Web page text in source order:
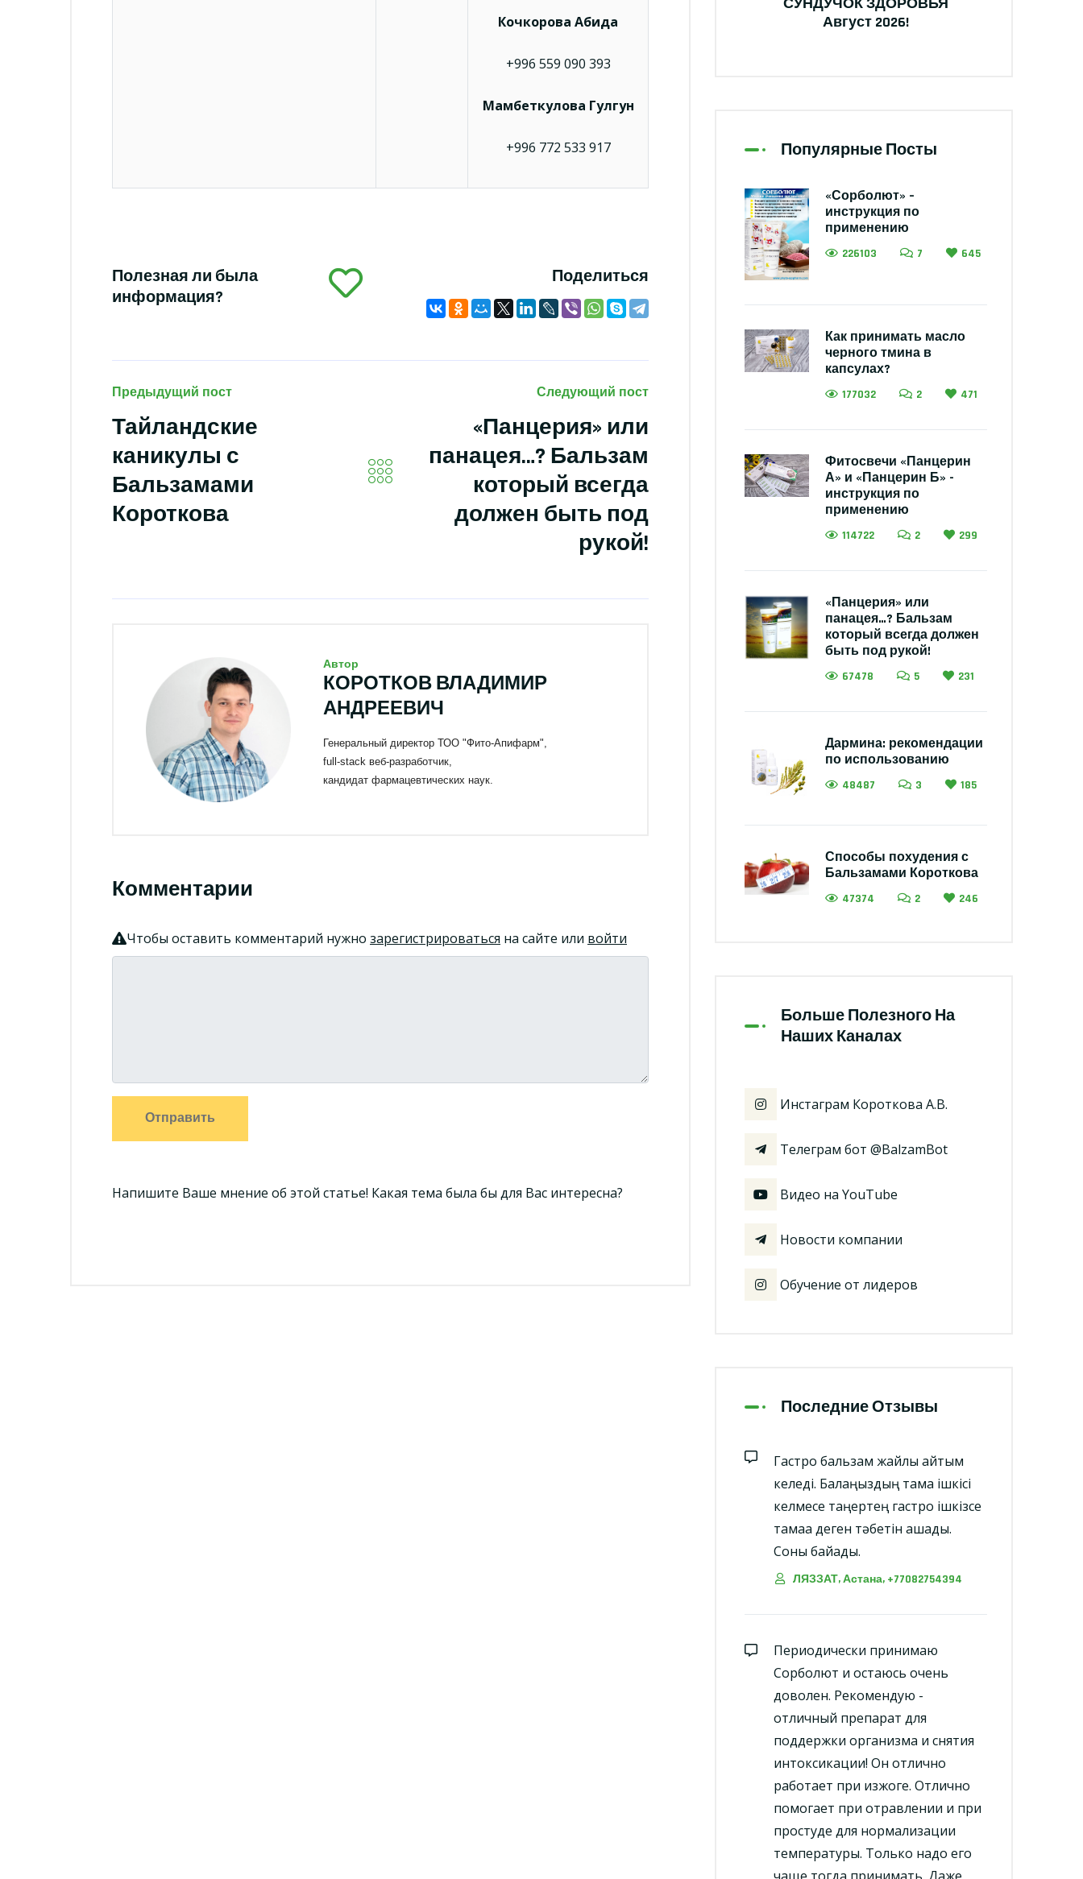
Кочкорова Абида
+996 559 090 393
Мамбеткулова Гулгун
+996 772 533 917
Полезная ли была
информация?
Поделиться
Предыдущий пост
Тайландские
каникулы с
Бальзамами
Короткова
Следующий пост
«Панцерия» или
панацея…? Бальзам
который всегда
должен быть под
рукой!
Автор
КОРОТКОВ ВЛАДИМИР
АНДРЕЕВИЧ
Генеральный директор ТОО "Фито-Апифарм",
full-stack веб-разработчик,
кандидат фармацевтических наук.
Комментарии
Чтобы оставить комментарий нужно зарегистрироваться на сайте или войти
Отправить
Напишите Ваше мнение об этой статье! Какая тема была бы для Вас интересна?
Август 2026!
Популярные Посты
«Сорболют» –
инструкция по
применению
226103 7 645
Как принимать масло
черного тмина в
капсулах?
177032 2 471
Фитосвечи «Панцерин
А» и «Панцерин Б» -
инструкция по
применению
114722 2 299
«Панцерия» или
панацея…? Бальзам
который всегда должен
быть под рукой!
67478 5 231
Дармина: рекомендации
по использованию
48487 3 185
Способы похудения с
Бальзамами Короткова
47374 2 246
Больше Полезного На
Наших Каналах
Инстаграм Короткова А.В.
Телеграм бот @BalzamBot
Видео на YouTube
Новости компании
Обучение от лидеров
Последние Отзывы
Гастро бальзам жайлы айтқым
келеді. Балаңыздың тамақ ішкісі
келмесе таңертең гастро ішкізсе
тамаққа деген тәбетін ашады.
Соны байқадық.
ЛЯЗЗАТ, Астана, +77082754394
Периодически принимаю
Сорболют и остаюсь очень
доволен. Рекомендую -
отличный препарат для
поддержки организма и снятия
интоксикации! Он отлично
работает при изжоге. Отлично
помогает при отравлении и при
простуде для нормализации
температуры. Только надо его